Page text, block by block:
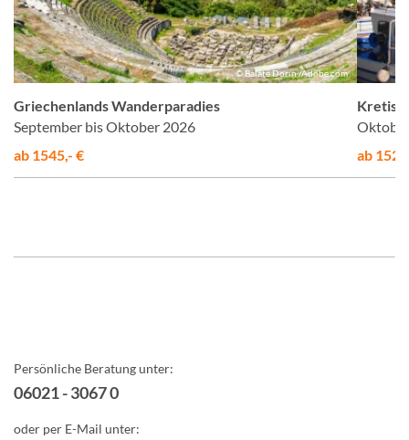
© Balate Dorin /Adobe.com
Griechenlands Wanderparadies
September bis Oktober 2026
ab 1545,- €
ab
Persönliche Beratung unter:
06021 - 3067 0
oder per E-Mail unter: